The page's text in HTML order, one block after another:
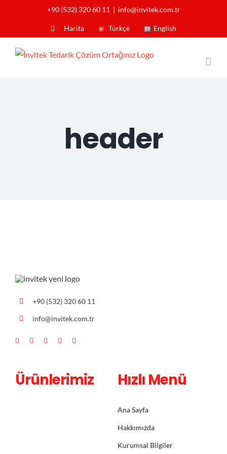
+90 (532) 320 60 11 | info@invitek.com.tr
Harita Türkçe English
header
+90 (532) 320 60 11
info@invitek.com.tr
Ürünlerimiz Hızlı Menü
Ana Sayfa
Hakkımızda
Kurumsal Bilgiler